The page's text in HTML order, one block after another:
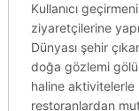
Kullanıcı
ziyaretçilerine
Dünyası şehir
doğa gözlemi
haline aktivitelerle
restoranlardan